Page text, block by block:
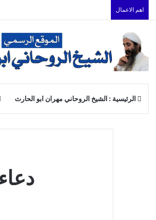
اهم الاعمال
الرئيسية : الشيخ الروحاني مهران ابو الحارث